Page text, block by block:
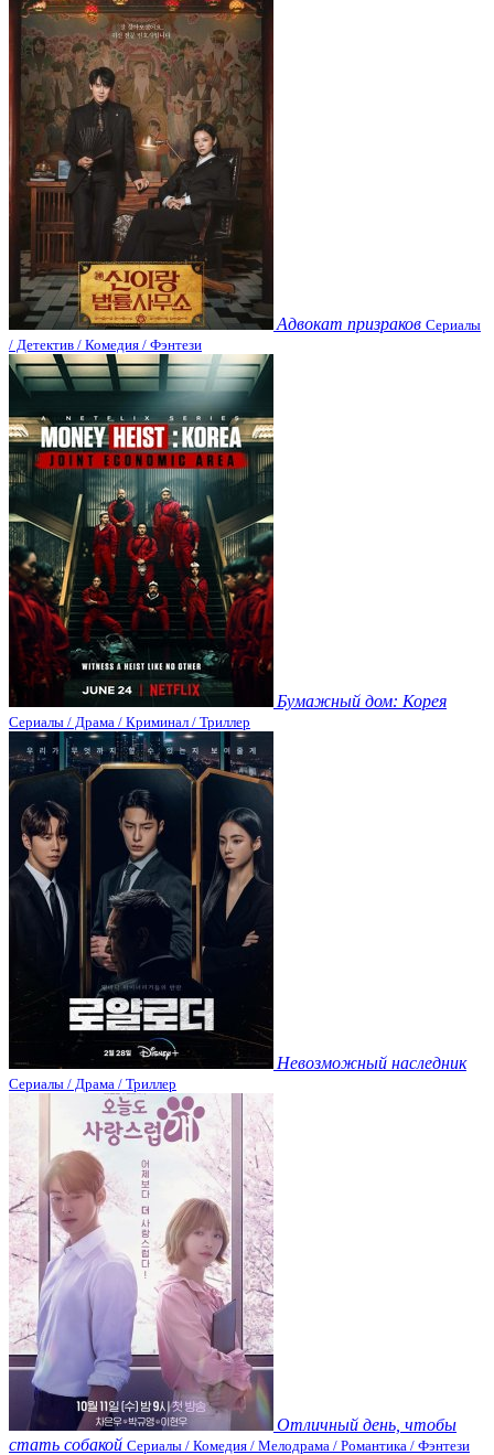
Адвокат призраков Сериалы
/ Детектив / Комедия / Фэнтези
Бумажный дом: Корея
Сериалы / Драма / Криминал / Триллер
Невозможный наследник
Сериалы / Драма / Триллер
Отличный день, чтобы
стать собакой Сериалы / Комедия / Мелодрама / Романтика / Фэнтези